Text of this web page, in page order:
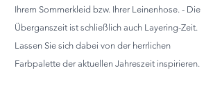
Ihrem Sommerkleid bzw. Ihrer Leinenhose. - Die
Überganszeit ist schließlich auch Layering-Zeit.
Lassen Sie sich dabei von der herrlichen
Farbpalette der aktuellen Jahreszeit inspirieren.